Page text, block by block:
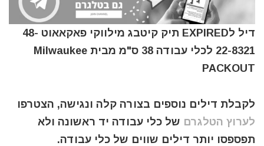
דיל לEXPIRED תיק קיטבג מילווקי פאקאאוט 48-
22-8321 לכלי עבודה 38 ס"מ מבית Milwaukee
PACKOUT
לקבלת דילים נוספים בצורה קלה ונגישה, הצטרפו
לערוץ הטלגרם של כלי עבודה יד ראשונה ולא
תפספסו יותר דילים שווים של כלי עבודה.